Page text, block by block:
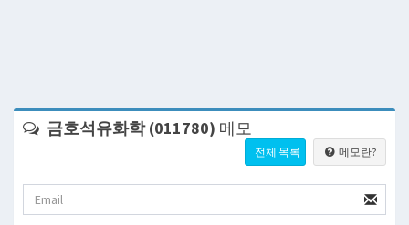
금호석유화학 (011780) 메모
전체 목록 메모란?